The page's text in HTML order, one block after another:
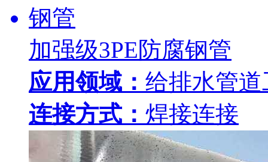
加强级3PE防腐钢管
应用领域： 给排水管道
连接方式： 焊接连接